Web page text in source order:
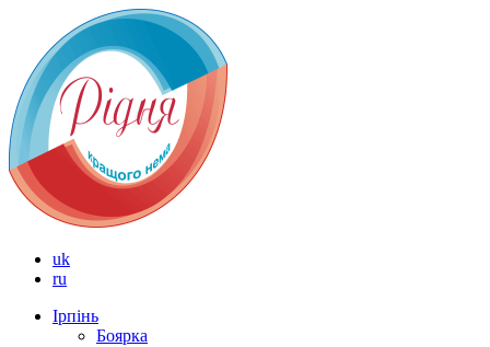
uk
ru
Ірпінь
Боярка